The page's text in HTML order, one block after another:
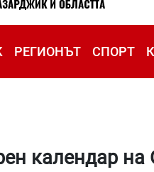
РЕГИОНЪТ СПОРТ
календар